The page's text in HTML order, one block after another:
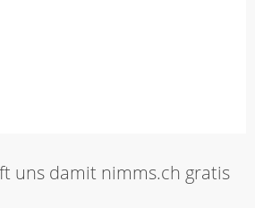
uns damit nimms.ch gratis